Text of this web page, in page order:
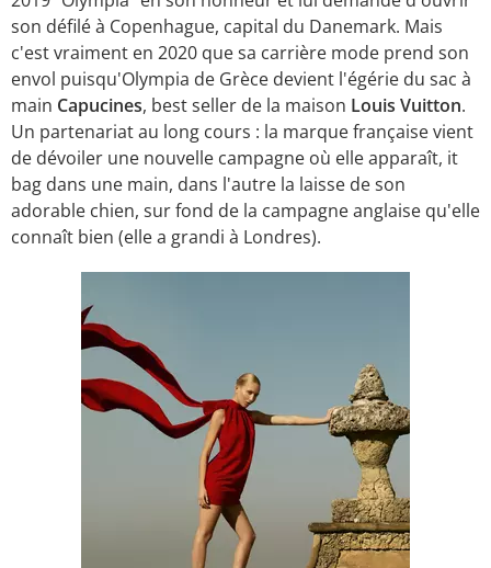
son défilé à Copenhague, capital du Danemark. Mais
c'est vraiment en 2020 que sa carrière mode prend son
envol puisqu'Olympia de Grèce devient l'égérie du sac à
main Capucines, best seller de la maison Louis Vuitton.
Un partenariat au long cours : la marque française vient
de dévoiler une nouvelle campagne où elle apparaît, it
bag dans une main, dans l'autre la laisse de son
adorable chien, sur fond de la campagne anglaise qu'elle
connaît bien (elle a grandi à Londres).